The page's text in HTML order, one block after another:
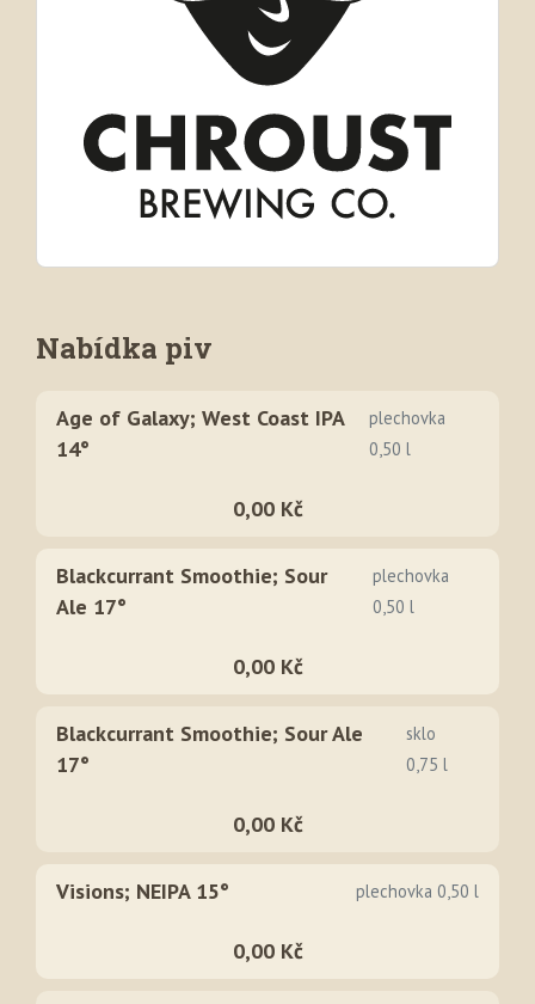
Nabídka piv
Age of Galaxy; West Coast IPA
14°
plechovka
0,50 l
0,00 Kč
Blackcurrant Smoothie; Sour
Ale 17°
plechovka
0,50 l
0,00 Kč
Blackcurrant Smoothie; Sour Ale
17°
sklo
0,75 l
0,00 Kč
Visions; NEIPA 15° plechovka 0,50 l
0,00 Kč